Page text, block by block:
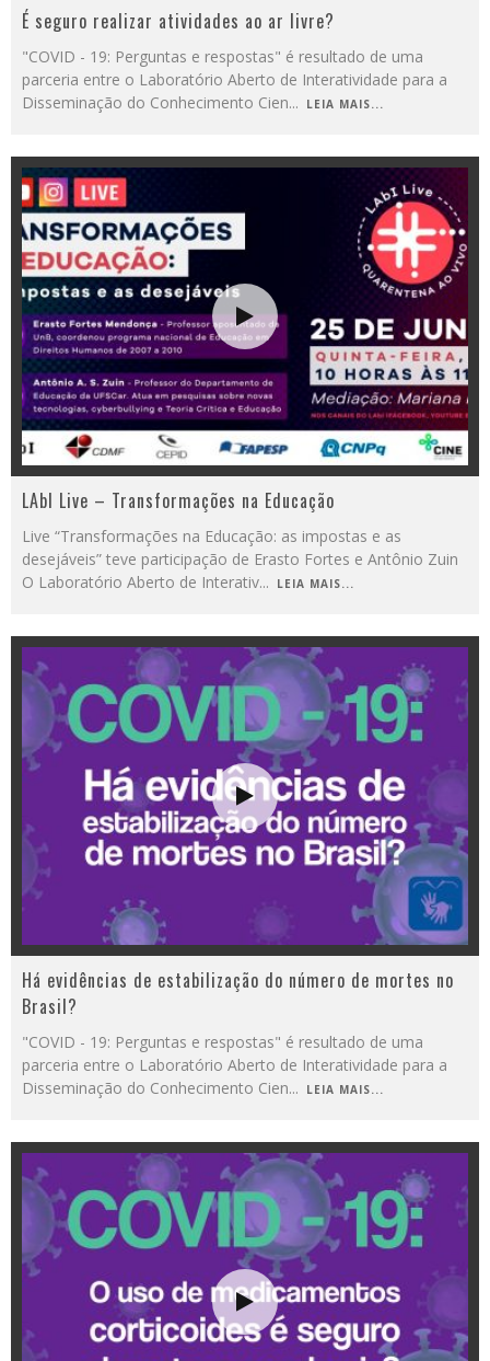
É seguro realizar atividades ao ar livre?
"COVID - 19: Perguntas e respostas" é resultado de uma
parceria entre o Laboratório Aberto de Interatividade para a
Disseminação do Conhecimento Cien... LEIA MAIS...
LAbI Live – Transformações na Educação
Live “Transformações na Educação: as impostas e as
desejáveis” teve participação de Erasto Fortes e Antônio Zuin
O Laboratório Aberto de Interativ... LEIA MAIS...
Há evidências de estabilização do número de mortes no
Brasil?
"COVID - 19: Perguntas e respostas" é resultado de uma
parceria entre o Laboratório Aberto de Interatividade para a
Disseminação do Conhecimento Cien... LEIA MAIS...